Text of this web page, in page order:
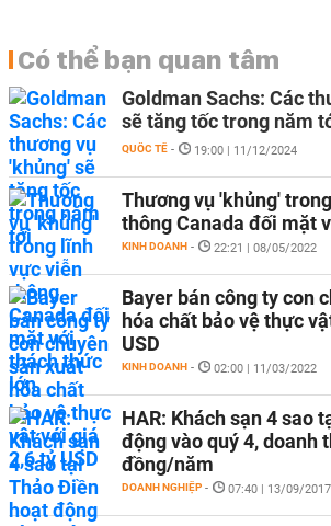
Có thể bạn quan tâm
Goldman Sachs: Các
sẽ tăng tốc trong năm
QUỐC TẾ - 19:00 | 11/12/2024
Thương vụ 'khủng'
thông Canada đối mặt
KINH DOANH - 22:21 | 08/05/2022
Bayer bán công ty con
hóa chất bảo vệ thực
USD
KINH DOANH - 02:00 | 11/03/2022
HAR: Khách sạn 4 sao
động vào quý 4, doanh
đồng/năm
DOANH NGHIỆP - 07:40 | 13/09/2017